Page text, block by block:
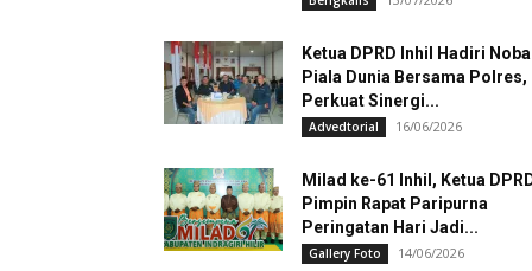
Ketua DPRD Inhil Hadiri
Piala Dunia Bersama Polres,
Perkuat Sinergi...
Advedtorial 16/06/2026
Milad ke-61 Inhil, Ketua
Pimpin Rapat Paripurna
Peringatan Hari Jadi...
Gallery Foto 14/06/2026